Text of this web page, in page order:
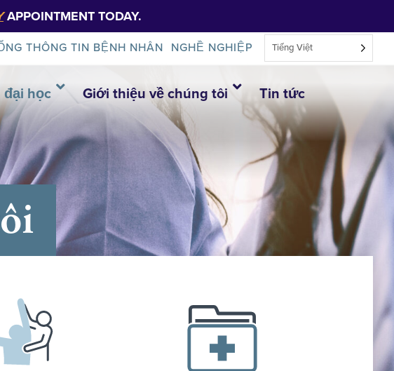
APPOINTMENT TODAY.
THÔNG TIN BỆNH NHÂN NGHỀ NGHIỆP Tiếng Việt
đại học Giới thiệu về chúng tôi Tin tức